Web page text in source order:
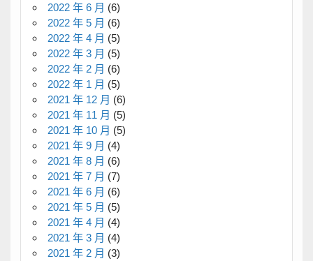
2022 年 6 月 (6)
2022 年 5 月 (6)
2022 年 4 月 (5)
2022 年 3 月 (5)
2022 年 2 月 (6)
2022 年 1 月 (5)
2021 年 12 月 (6)
2021 年 11 月 (5)
2021 年 10 月 (5)
2021 年 9 月 (4)
2021 年 8 月 (6)
2021 年 7 月 (7)
2021 年 6 月 (6)
2021 年 5 月 (5)
2021 年 4 月 (4)
2021 年 3 月 (4)
2021 年 2 月 (3)